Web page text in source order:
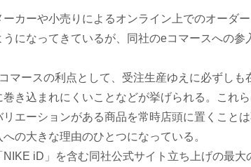
カーや小売りによるオンライン上でのオーダ
うになってきているが、同社のeコマースへの
マースの利点として、受注生産ゆえに必ずしも
巻き込まれにくいことなどが挙げられる。これ
リエーションがある商品を常時店頭に置くこと
の大きな理由のひとつになっている。
iD」を含む同社公式サイト立ち上げの最大